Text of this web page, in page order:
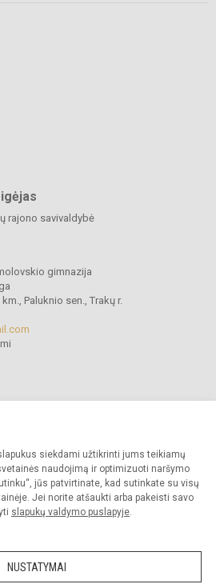
siekdami užtikrinti jums teikiamų
naudojimą ir optimizuoti naršymo
jūs patvirtinate, kad sutinkate su visų
Jei norite atšaukti arba pakeisti savo
slapukų valdymo puslapyje.
NUSTATYMAI
rajono savivaldybė
gimnazija
Paluknio sen., Trakų r.
Komolovskio gimnazija. Visos teisės
administracijos sutikimo griežtai
draudžiama.
paraiška Slapukų valdymas